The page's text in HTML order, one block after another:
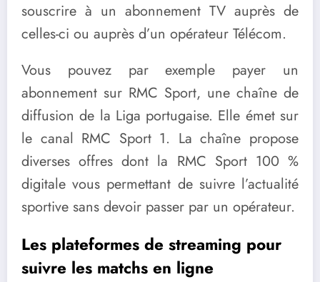
souscrire à un abonnement TV auprès de
celles-ci ou auprès d’un opérateur Télécom.
Vous pouvez par exemple payer un
abonnement sur RMC Sport, une chaîne de
diffusion de la Liga portugaise. Elle émet sur
le canal RMC Sport 1. La chaîne propose
diverses offres dont la RMC Sport 100 %
digitale vous permettant de suivre l’actualité
sportive sans devoir passer par un opérateur.
Les plateformes de streaming pour
suivre les matchs en ligne